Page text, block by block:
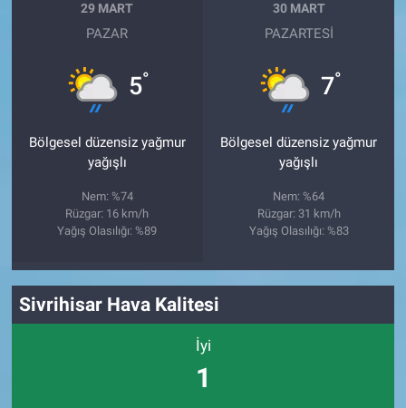
29 MART
PAZAR
5°
Bölgesel düzensiz yağmur
yağışlı
Nem: %74
Rüzgar: 16 km/h
Yağış Olasılığı: %89
30 MART
PAZARTESI
7°
Bölgesel düzensiz yağmur
yağışlı
Nem: %64
Rüzgar: 31 km/h
Yağış Olasılığı: %83
Sivrihisar Hava Kalitesi
İyi
1